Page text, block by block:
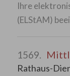
Ihre
(ELStAM)
1569.
Rathaus-